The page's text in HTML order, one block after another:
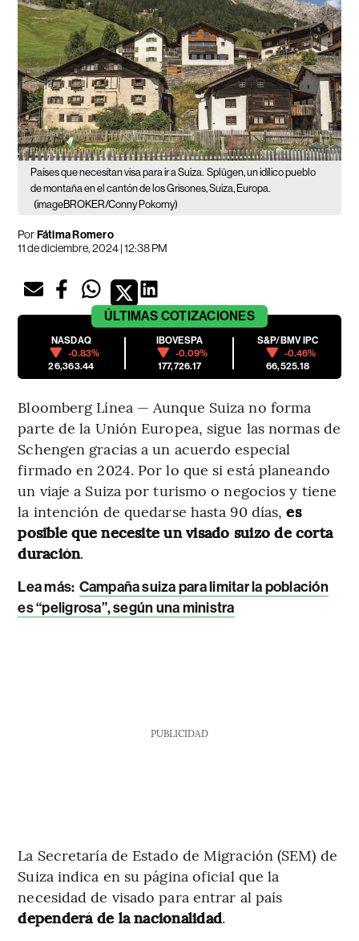
Países que necesitan visa para ir a Suiza. Splügen, un idílico pueblo
de montaña en el cantón de los Grisones, Suiza, Europa.
(imageBROKER/Conny Pokorny)
PorFátima Romero
11 de diciembre, 2024 | 12:38 PM
ÚLTIMAS COTIZACIONES
NASDAQ
-0.83%
26,363.44
IBOVESPA
-0.09%
177,726.17
S&P/BMV IPC
-0.46%
66,525.18
Bloomberg Línea — Aunque Suiza no forma
parte de la Unión Europea, sigue las normas de
Schengen gracias a un acuerdo especial
firmado en 2024. Por lo que si está planeando
un viaje a Suiza por turismo o negocios y tiene
la intención de quedarse hasta 90 días,es
posible que necesite un visado suizo de corta
duración.
Lea más: Campaña suiza para limitar la población
es “peligrosa”, según una ministra
PUBLICIDAD
La Secretaría de Estado de Migración (SEM) de
Suiza indica en su página oficial que la
necesidad de visado para entrar al país
dependerá de la nacionalidad.